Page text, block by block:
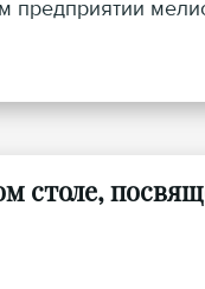
предприятии
столе,